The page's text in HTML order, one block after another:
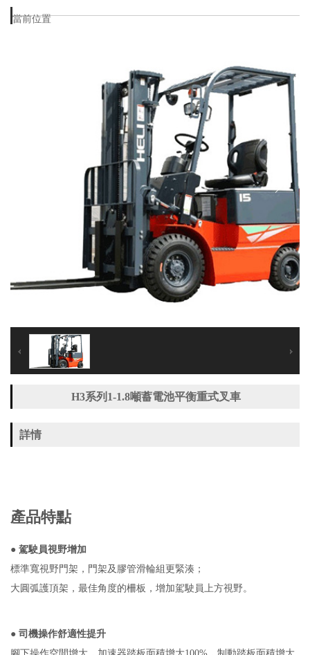
當前位置
H3系列1-1.8噸蓄電池平衡重式叉車
詳情
產品特點
● 駕駛員視野增加
標準寬視野門架，門架及膠管滑輪組更緊湊；
大圓弧護頂架，最佳角度的柵板，增加駕駛員上方視野。
● 司機操作舒適性提升